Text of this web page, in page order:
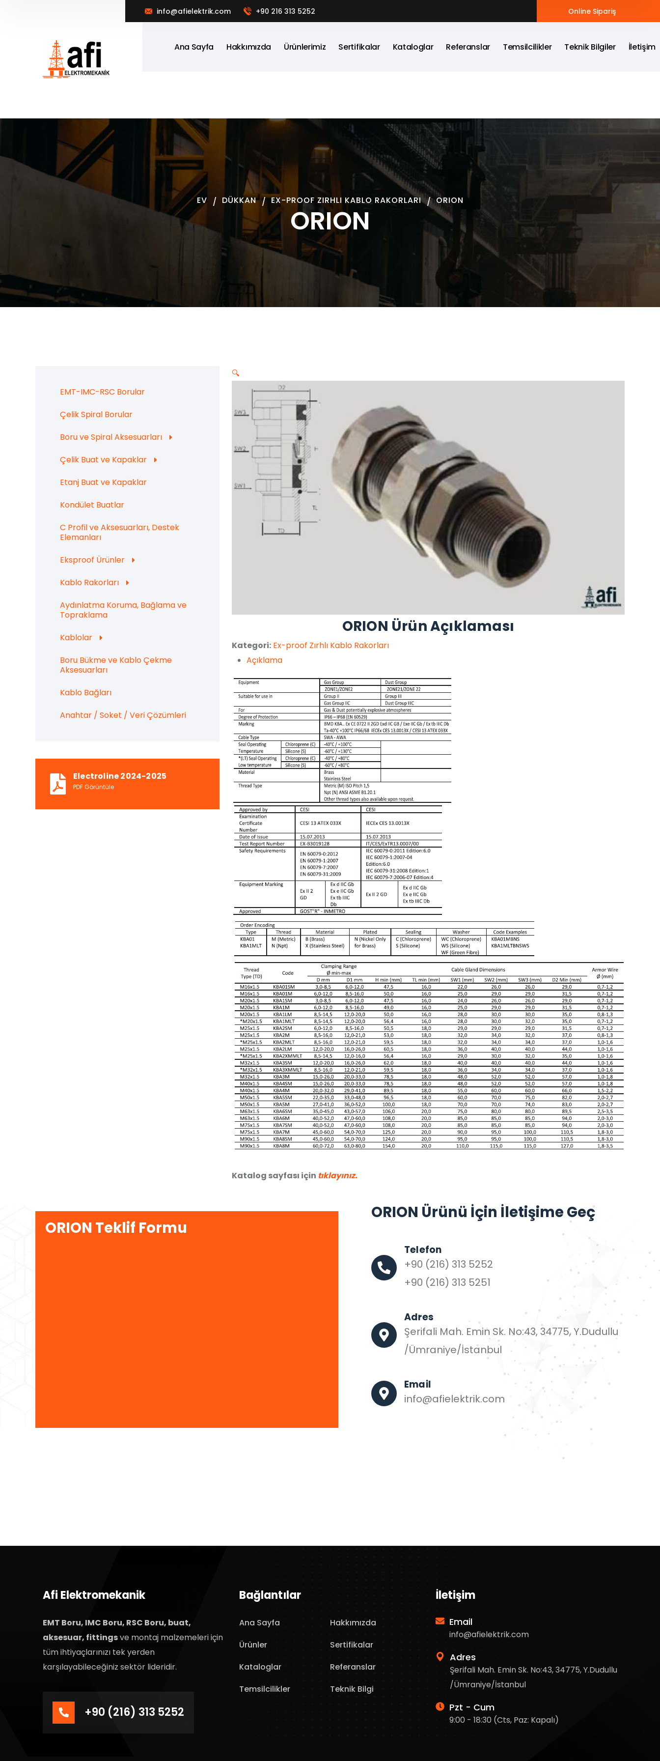
info@afielektrik.com +90 216 313 5252 Online Sipariş
Ana Sayfa Hakkımızda Ürünlerimiz Sertifikalar Kataloglar Referanslar Temsilcilikler Teknik Bilgiler İletişim
ORION
EV DÜKKAN EX-PROOF ZIRHLI KABLO RAKORLARI ORION
EMT-IMC-RSC Borular
Çelik Spiral Borular
Boru ve Spiral Aksesuarları
Çelik Buat ve Kapaklar
Etanj Buat ve Kapaklar
Kondület Buatlar
C Profil ve Aksesuarları, Destek
Elemanları
Eksproof Ürünler
Kablo Rakorları
Aydınlatma Koruma, Bağlama ve
Topraklama
Kablolar
Boru Bükme ve Kablo Çekme
Aksesuarları
Kablo Bağları
Anahtar / Soket / Veri Çözümleri
Electroline 2024-2025
PDF Görüntüle
🔍
ORION Ürün Açıklaması
Kategori: Ex-proof Zırhlı Kablo Rakorları
Açıklama
Katalog sayfası için tıklayınız.
ORION Teklif Formu
ORION Ürünü İçin İletişime Geç
Telefon
+90 (216) 313 5252
+90 (216) 313 5251
Adres
Şerifali Mah. Emin Sk. No:43, 34775, Y.Dudullu
/Ümraniye/İstanbul
Email
info@afielektrik.com
Afi Elektromekanik
EMT Boru, IMC Boru, RSC Boru, buat,
aksesuar, fittingsve montaj malzemeleri için
tüm ihtiyaçlarınızı tek yerden
karşılayabileceğiniz sektör lideridir.
+90 (216) 313 5252
Bağlantılar
Ana Sayfa
Hakkımızda
Ürünler
Sertifikalar
Kataloglar
Referanslar
Temsilcilikler
Teknik Bilgi
İletişim
Email
info@afielektrik.com
Adres
Şerifali Mah. Emin Sk. No:43, 34775, Y.Dudullu
/Ümraniye/İstanbul
Pzt - Cum
9:00 - 18:30 (Cts, Paz: Kapalı)